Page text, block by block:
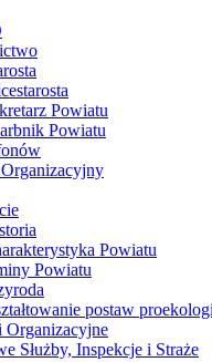
Powiatu
Powiatu
Organizacyjny
Powiatu
Powiatu
postaw
Organizacyjne
Służby, Inspekcje i Straże